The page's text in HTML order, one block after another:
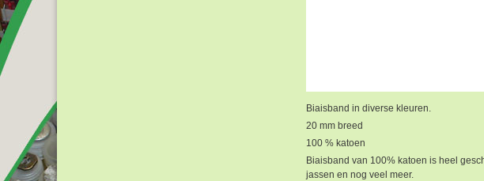
Biaisband in diverse kleuren.
20 mm breed
100 % katoen
Biaisband van 100% katoen is heel
jassen en nog veel meer.